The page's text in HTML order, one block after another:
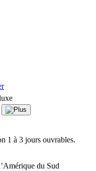
1 à 3 jours ouvrables.
du Sud